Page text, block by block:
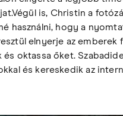
is, Christin a
használni, hogy a
elnyerje az emberek
és oktassa őket.
és kereskedik az